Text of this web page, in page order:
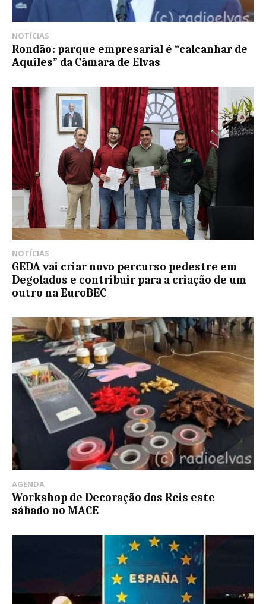
NOTÍCIAS
Rondão: parque empresarial é “calcanhar de
Aquiles” da Câmara de Elvas
NOTÍCIAS
GEDA vai criar novo percurso pedestre em
Degolados e contribuir para a criação de um
outro na EuroBEC
AGENDA
Workshop de Decoração dos Reis este
sábado no MACE